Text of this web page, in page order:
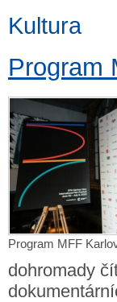
Kultura
Program
Program MFF
dohromady